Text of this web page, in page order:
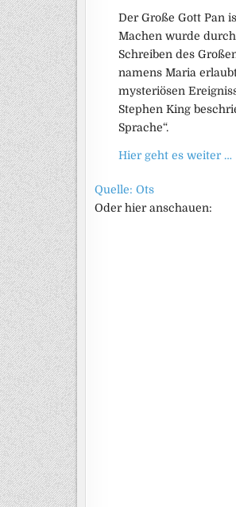
Der Große Gott Pan
Machen wurde
Schreiben des
namens Maria
mysteriösen
Stephen King
Sprache“.
Hier geht es weiter …
Quelle: Ots
Oder hier anschauen: